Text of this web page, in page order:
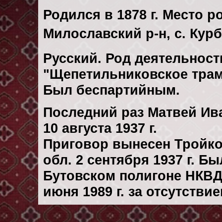
Родился в 1878 г. Место
Милославский р-н, с.
Русский. Род
"Щепетильниковское
Был беспартийным.
Последний раз Матвей
10 августа 1937 г.
Приговор вынесен
обл. 2 сентября 1937 г.
Бутовском полигоне
июня 1989 г. за